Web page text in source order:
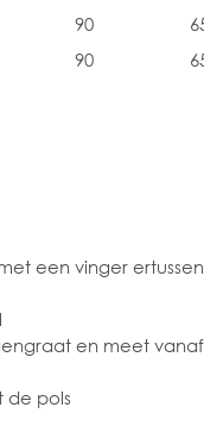
90
90
een vinger ertussen
en meet
de pols